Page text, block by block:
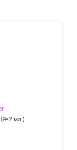
мл.)